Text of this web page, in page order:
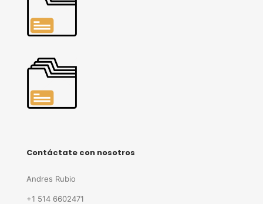
Contáctate con nosotros
Andres Rubio
+1 514 6602471